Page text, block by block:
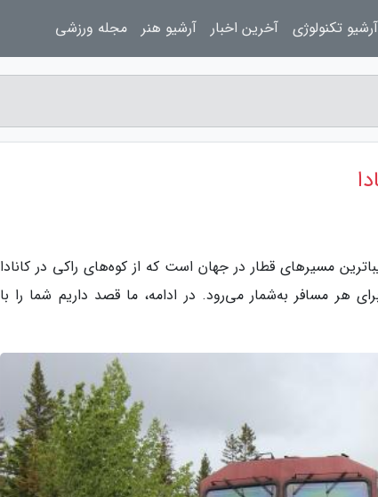
مسیرهای قطار در جهان است که از کوه‌های راکی در کانادا
هر مسافر به‌شمار می‌رود. در ادامه، ما قصد داریم شما را با
آرشیو تکنولوژی آخرین اخبار آرشیو هنر مجله ورزشی